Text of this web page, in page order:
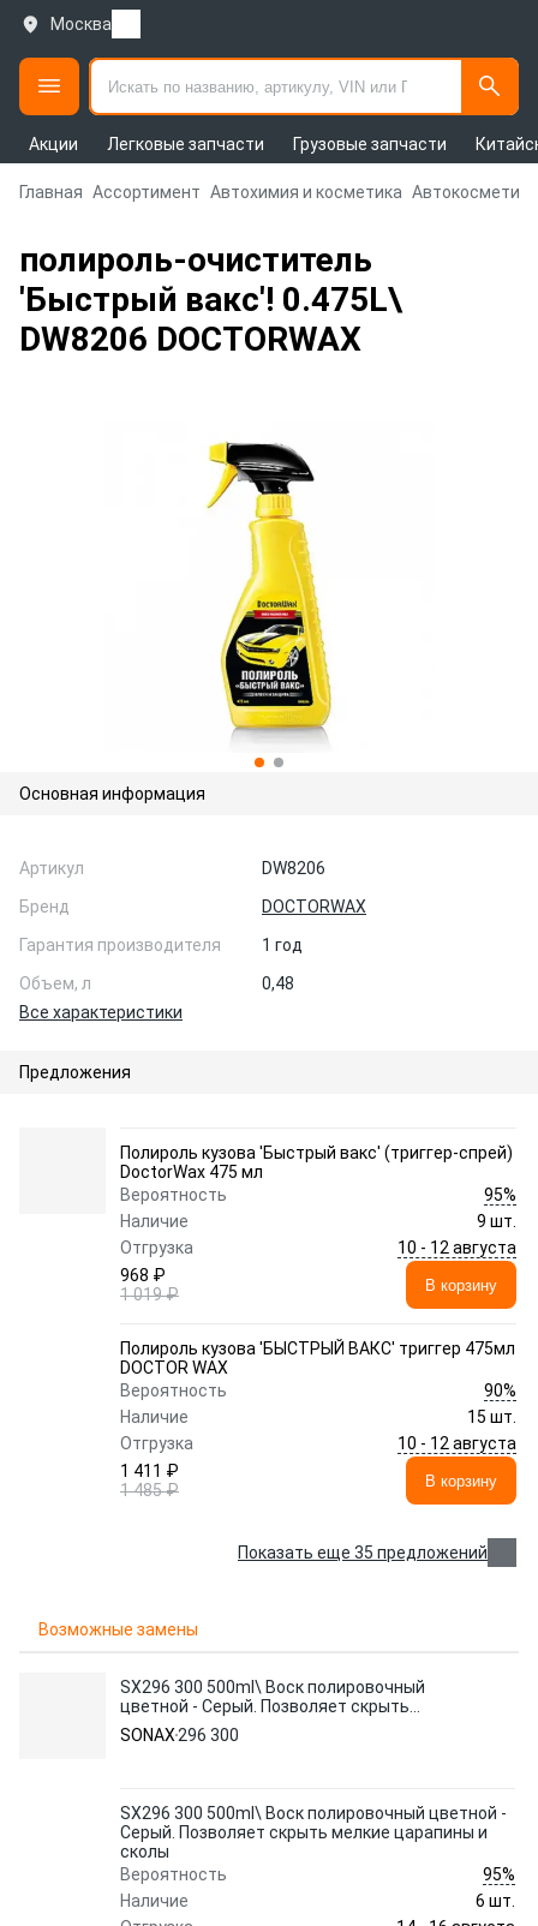
Москва
Акции Легковые запчасти Грузовые запчасти
Главная Ассортимент Автохимия и косметика Автокосметика
полироль-очиститель
'Быстрый вакс'! 0.475L\
DW8206 DOCTORWAX
Основная информация
Артикул
DW8206
Бренд
DOCTORWAX
Гарантия производителя
1 год
Объем, л
0,48
Все характеристики
Предложения
Полироль кузова 'Быстрый вакс' (триггер-спрей)
DoctorWax 475 мл
Вероятность
95%
Наличие
9 шт.
Отгрузка
10 - 12 августа
968 ₽
1 019 ₽
В корзину
Полироль кузова 'БЫСТРЫЙ ВАКС' триггер 475мл
DOCTOR WAX
Вероятность
90%
Наличие
15 шт.
Отгрузка
10 - 12 августа
1 411 ₽
1 485 ₽
В корзину
Показать еще 35 предложений
Возможные замены
SX296 300 500ml\ Воск полировочный
цветной - Серый. Позволяет скрыть
мелкие царапины и сколы
SONAX 296 300
SX296 300 500ml\ Воск полировочный цветной -
Серый. Позволяет скрыть мелкие царапины и
сколы
Вероятность
95%
Наличие
6 шт.